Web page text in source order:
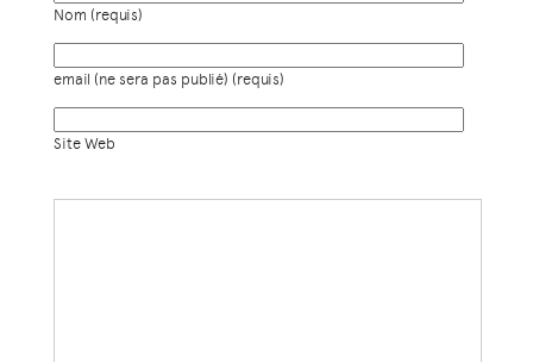
Nom (requis)
email (ne sera pas publié) (requis)
Site Web